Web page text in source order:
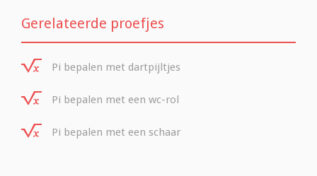
Gerelateerde proefjes
Pi bepalen met dartpijltjes
Pi bepalen met een wc-rol
Pi bepalen met een schaar